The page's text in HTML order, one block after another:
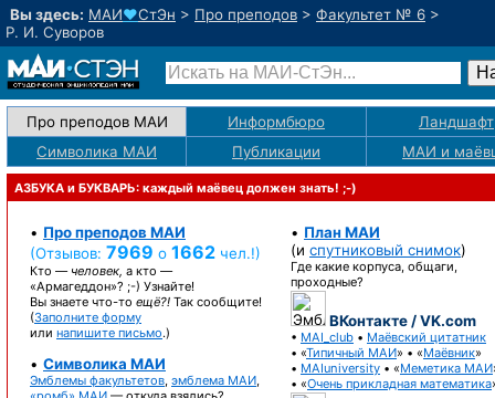
Вы здесь: МАИ♥СтЭн > Про преподов > Факультет № 6 >
Р. И. Суворов
Про преподов МАИ Информбюро
Ландшафт
Символика МАИ
Публикации МАИ и
АЗБУКА и БУКВАРЬ: каждый маёвец должен знать! ;-)
• Про преподов МАИ
(Отзывов: 7969 о 1662 чел.!)
Кто — человек, а кто —
«Армагеддон»? ;-) Узнайте!
Вы знаете что-то ещё?! Так сообщите!
(Заполните форму
или напишите письмо.)
• Символика МАИ
Эмблемы факультетов, эмблема МАИ,
• План МАИ
(и спутниковый снимок)
Где какие корпуса, общаги,
проходные?
ВКонтакте / VK.com
• MAI_club • Маёвский цитатник
• «Типичный МАИ» • «Маёвник»
• MAIuniversity • «Меметика МАИ
• «Очень прикладная математика